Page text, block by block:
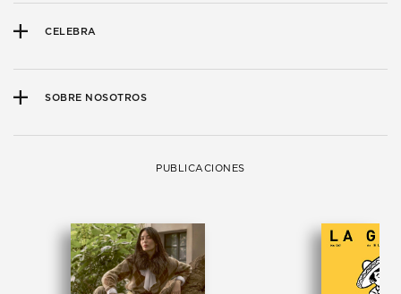
CELEBRA
SOBRE NOSOTROS
PUBLICACIONES